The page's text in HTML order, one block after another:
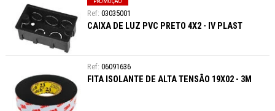
03035001
CAIXA DE LUZ PVC PRETO 4X2 - IV PLAST
06091636
FITA ISOLANTE DE ALTA TENSÃO 19X02 - 3M